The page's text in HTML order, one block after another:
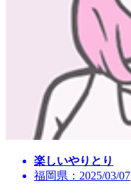
楽しいやりとり
福岡県：2025/03/07